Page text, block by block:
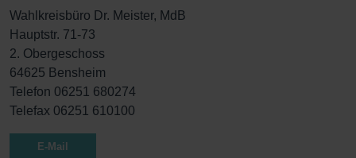
Wahlkreisbüro Dr. Meister, MdB
Hauptstr. 71-73
2. Obergeschoss
64625 Bensheim
Telefon 06251 680274
Telefax 06251 610100
E-Mail